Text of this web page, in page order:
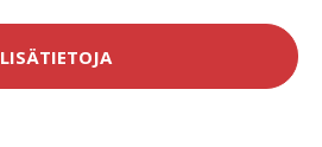
LISÄTIETOJA